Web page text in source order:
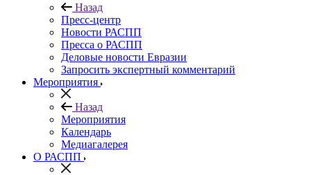
Назад
Пресс-центр
Новости РАСПП
Пресса о РАСПП
Деловые новости Евразии
Запросить экспертный комментарий
Мероприятия
Назад
Мероприятия
Календарь
Медиагалерея
О РАСПП